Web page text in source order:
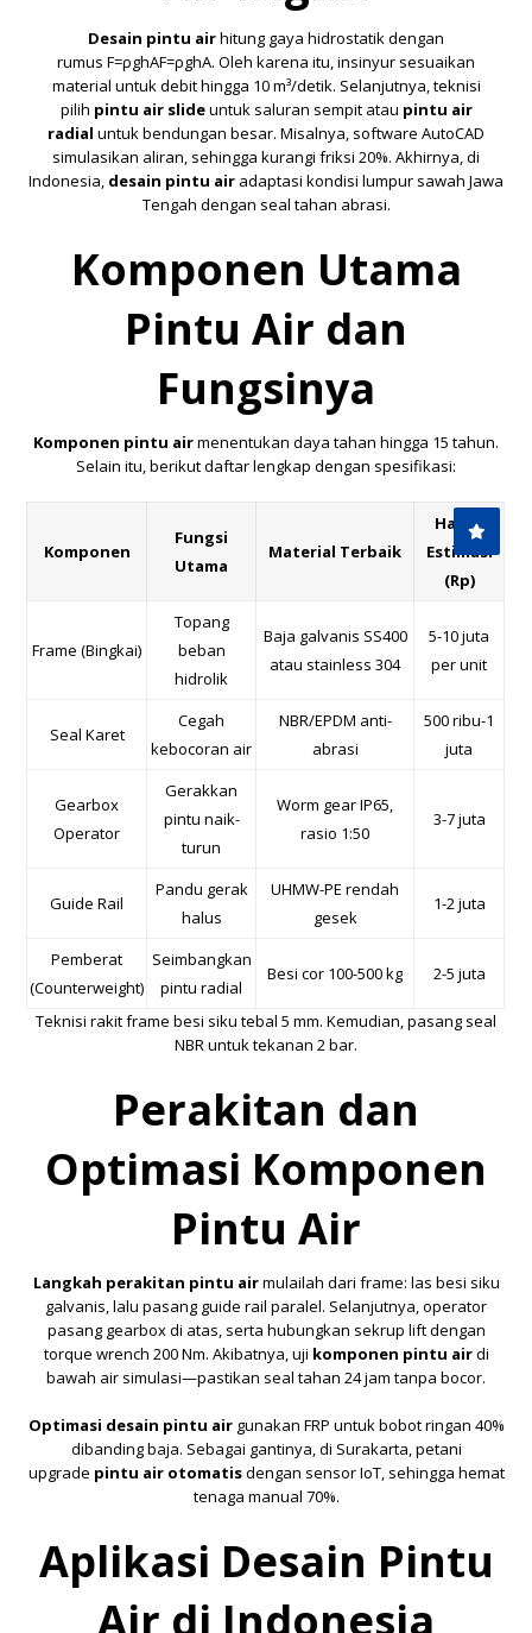
Desain pintu airhitung gaya hidrostatik dengan
rumus F=ρghAF=ρghA. Oleh karena itu, insinyur sesuaikan
material untuk debit hingga 10 m³/detik. Selanjutnya, teknisi
pilih pintu air slideuntuk saluran sempit atau pintu air
radial untuk bendungan besar. Misalnya, software AutoCAD
simulasikan aliran, sehingga kurangi friksi 20%. Akhirnya, di
Indonesia, desain pintu air adaptasi kondisi lumpur sawah Jawa
Tengah dengan seal tahan abrasi.
Komponen Utama
Pintu Air dan
Fungsinya
Komponen pintu airmenentukan daya tahan hingga 15 tahun.
Selain itu, berikut daftar lengkap dengan spesifikasi:
Komponen
Fungsi
Utama
Material Terbaik
Harga
Estimasi
(Rp)
Frame (Bingkai)
Topang
beban
hidrolik
Baja galvanis SS400
atau stainless 304
5-10 juta
per unit
Seal Karet
Cegah
kebocoran air
NBR/EPDM anti-
abrasi
500 ribu-1
juta
Gearbox
Operator
Gerakkan
pintu naik-
turun
Worm gear IP65,
rasio 1:50
3-7 juta
Guide Rail
Pandu gerak
halus
UHMW-PE rendah
gesek
1-2 juta
Pemberat
(Counterweight)
Seimbangkan
pintu radial
Besi cor 100-500 kg 2-5 juta
Teknisi rakit frame besi siku tebal 5 mm. Kemudian, pasang seal
NBR untuk tekanan 2 bar.
Perakitan dan
Optimasi Komponen
Pintu Air
Langkah perakitan pintu airmulailah dari frame: las besi siku
galvanis, lalu pasang guide rail paralel. Selanjutnya, operator
pasang gearbox di atas, serta hubungkan sekrup lift dengan
torque wrench 200 Nm. Akibatnya, uji komponen pintu airdi
bawah air simulasi—pastikan seal tahan 24 jam tanpa bocor.
Optimasi desain pintu airgunakan FRP untuk bobot ringan 40%
dibanding baja. Sebagai gantinya, di Surakarta, petani
upgrade pintu air otomatisdengan sensor IoT, sehingga hemat
tenaga manual 70%.
Aplikasi Desain Pintu
Air di Indonesia